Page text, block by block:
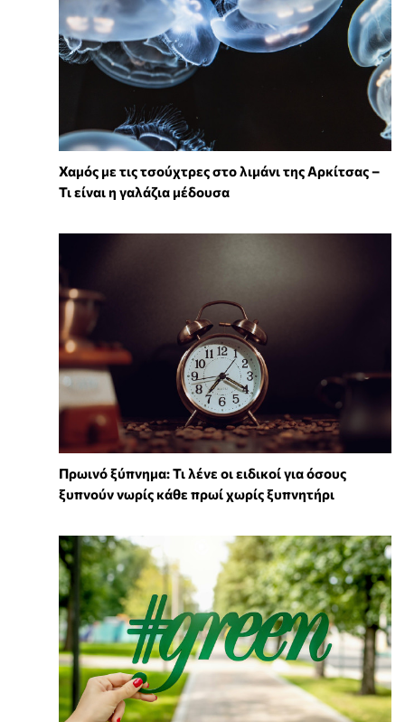
Χαμός με τις τσούχτρες στο λιμάνι της Αρκίτσας –
Τι είναι η γαλάζια μέδουσα
Πρωινό ξύπνημα: Τι λένε οι ειδικοί για όσους
ξυπνούν νωρίς κάθε πρωί χωρίς ξυπνητήρι